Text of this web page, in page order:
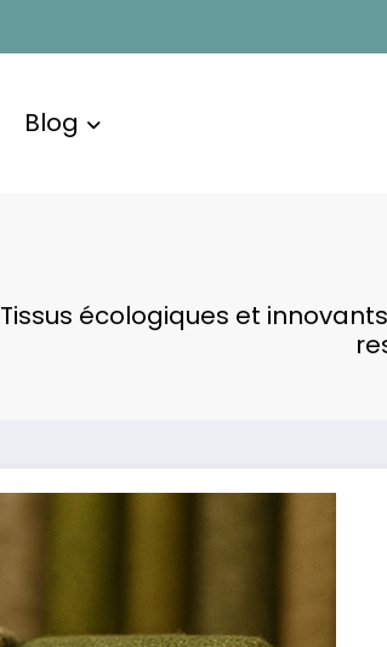
Blog
Tissus écologiques et